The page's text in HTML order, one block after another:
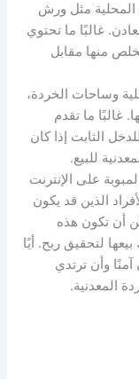
المحلية مثل ورش
غالبًا ما تحتوي
منها مقابل
وساحات الخردة،
غالبًا ما تقدم
الثابت إذا كان
للبيع.
على الإنترنت
الذين قد يكون
أن تكون هذه
لتحقيق ربح. أيًا
وأن ترتدي
المعدنية.